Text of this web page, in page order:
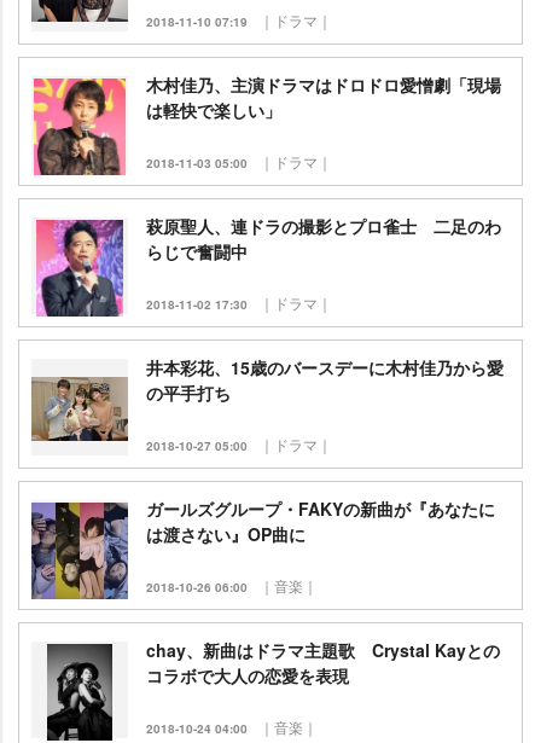
2018-11-10 07:19 ｜ドラマ｜
木村佳乃、主演ドラマはドロドロ愛憎劇「現場
は軽快で楽しい」
2018-11-03 05:00 ｜ドラマ｜
萩原聖人、連ドラの撮影とプロ雀士 二足のわ
らじで奮闘中
2018-11-02 17:30 ｜ドラマ｜
井本彩花、15歳のバースデーに木村佳乃から愛
の平手打ち
2018-10-27 05:00 ｜ドラマ｜
ガールズグループ・FAKYの新曲が『あなたに
は渡さない』OP曲に
2018-10-26 06:00 ｜音楽｜
chay、新曲はドラマ主題歌 Crystal Kayとの
コラボで大人の恋愛を表現
2018-10-24 04:00 ｜音楽｜